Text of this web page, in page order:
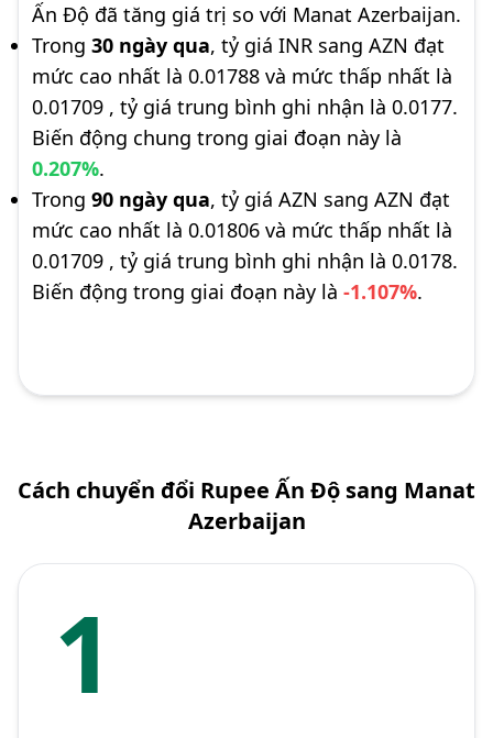
Ấn Độ đã tăng giá trị so với Manat Azerbaijan.
Trong 30 ngày qua, tỷ giá INR sang AZN đạt
mức cao nhất là 0.01788 và mức thấp nhất là
0.01709 , tỷ giá trung bình ghi nhận là 0.0177.
Biến động chung trong giai đoạn này là
0.207%.
Trong 90 ngày qua, tỷ giá AZN sang AZN đạt
mức cao nhất là 0.01806 và mức thấp nhất là
0.01709 , tỷ giá trung bình ghi nhận là 0.0178.
Biến động trong giai đoạn này là -1.107%.
Cách chuyển đổi Rupee Ấn Độ sang Manat
Azerbaijan
1